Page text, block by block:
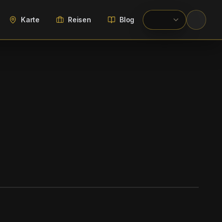
Karte Reisen Blog